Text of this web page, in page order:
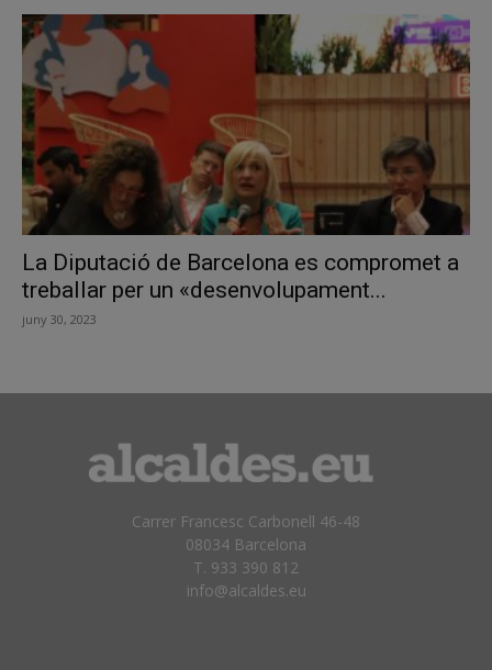
La Diputació de Barcelona es compromet a
treballar per un «desenvolupament...
juny 30, 2023
Carrer Francesc Carbonell 46-48
08034 Barcelona
T. 933 390 812
info@alcaldes.eu